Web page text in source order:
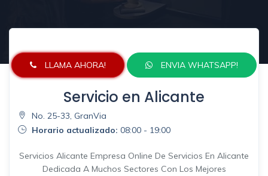
LLAMA AHORA! ENVIA WHATSAPP!
Servicio en Alicante
No. 25-33, GranVia
Horario actualizado: 08:00 - 19:00
Servicios Alicante Empresa Online De Servicios En Alicante
Dedicada A Muchos Sectores Con Los Mejores